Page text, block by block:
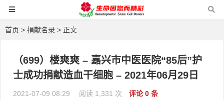
首页 > 捐献名录 > 正文
（699）楼爽爽 – 嘉兴市中医医院“85后”护
士成功捐献造血干细胞 – 2021年06月29日
2021-07-09 08:29 阅读 1,331 次 评论 0 条